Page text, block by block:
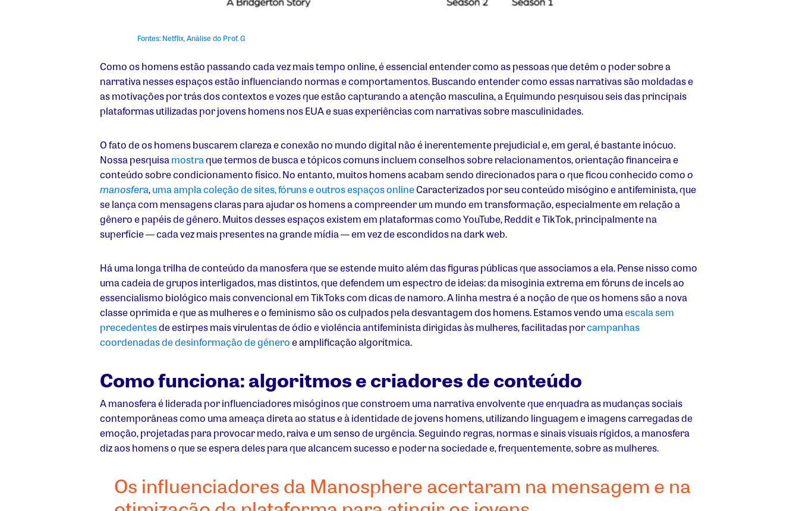
Fontes: Netflix,Análise do Prof. G
Como os homens estão passando cada vez mais tempo online, é essencial entender como as pessoas que detêm o poder sobre a
narrativa nesses espaços estão influenciando normas e comportamentos. Buscando entender como essas narrativas são moldadas e
as motivações por trás dos contextos e vozes que estão capturando a atenção masculina, a Equimundo pesquisou seis das principais
plataformas utilizadas por jovens homens nos EUA e suas experiências com narrativas sobre masculinidades.
O fato de os homens buscarem clareza e conexão no mundo digital não é inerentemente prejudicial e, em geral, é bastante inócuo.
Nossa pesquisamostraque termos de busca e tópicos comuns incluem conselhos sobre relacionamentos, orientação financeira e
conteúdo sobre condicionamento físico. No entanto, muitos homens acabam sendo direcionados para o que ficou conhecido comoo
manosfera,uma ampla coleção de sites, fóruns e outros espaços onlineCaracterizados por seu conteúdo misógino e antifeminista, que
se lança com mensagens claras para ajudar os homens a compreender um mundo em transformação, especialmente em relação a
gênero e papéis de gênero. Muitos desses espaços existem em plataformas como YouTube, Reddit e TikTok, principalmente na
superfície — cada vez mais presentes na grande mídia — em vez de escondidos na dark web.
Há uma longa trilha de conteúdo da manosfera que se estende muito além das figuras públicas que associamos a ela. Pense nisso como
uma cadeia de grupos interligados, mas distintos, que defendem um espectro de ideias: da misoginia extrema em fóruns de incels ao
essencialismo biológico mais convencional em TikToks com dicas de namoro. A linha mestra é a noção de que os homens são a nova
classe oprimida e que as mulheres e o feminismo são os culpados pela desvantagem dos homens. Estamos vendo umaescala sem
precedentesde estirpes mais virulentas de ódio e violência antifeminista dirigidas às mulheres, facilitadas porcampanhas
coordenadas de desinformação de gêneroe amplificação algorítmica.
Como funciona: algoritmos e criadores de conteúdo
A manosfera é liderada por influenciadores misóginos que constroem uma narrativa envolvente que enquadra as mudanças sociais
contemporâneas como uma ameaça direta ao status e à identidade de jovens homens, utilizando linguagem e imagens carregadas de
emoção, projetadas para provocar medo, raiva e um senso de urgência. Seguindo regras, normas e sinais visuais rígidos, a manosfera
diz aos homens o que se espera deles para que alcancem sucesso e poder na sociedade e, frequentemente, sobre as mulheres.
Os influenciadores da Manosphere acertaram na mensagem e na